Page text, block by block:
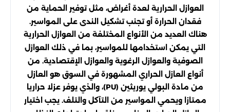
العوازل الحرارية لعدة أغراض، مثل توفير الحماية من
فقدان الحرارة أو تجنب تشكيل الندى على المواسير.
هناك العديد من الأنواع المختلفة من العوازل الحرارية
التي يمكن استخدامها للمواسير، بما في ذلك العوازل
الصوفية والعوازل الرغوية والعوازل الإقتصادية. من
أنواع العازل الحراري المشهورة في السوق هو العازل
من مادة البولي يوريثين (PU)، والذي يوفر عزلا حراريا
ممتازا ويحمي المواسير من التآكل والتلف. يجب اختيار